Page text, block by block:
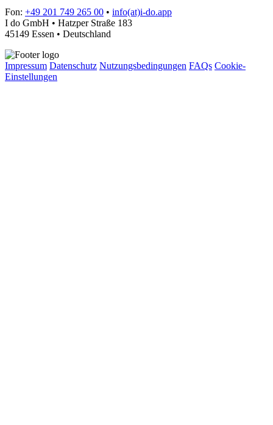
Fon: +49 201 749 265 00 • info(at)i-do.app
I do GmbH • Hatzper Straße 183
45149 Essen • Deutschland
Impressum Datenschutz Nutzungsbedingungen FAQs Cookie-
Einstellungen